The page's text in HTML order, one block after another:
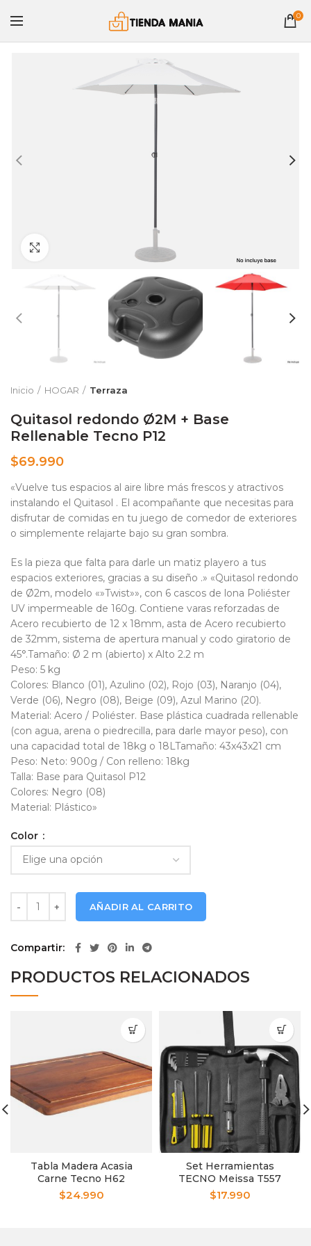
0
Inicio HOGAR Terraza
Quitasol redondo Ø2M + Base
Rellenable Tecno P12
$69.990
«Vuelve tus espacios al aire libre más frescos y atractivos
instalando el Quitasol . El acompañante que necesitas para
disfrutar de comidas en tu juego de comedor de exteriores
o simplemente relajarte bajo su gran sombra.
Es la pieza que falta para darle un matiz playero a tus
espacios exteriores, gracias a su diseño .» «Quitasol redondo
de Ø2m, modelo «»Twist»», con 6 cascos de lona Poliéster
UV impermeable de 160g. Contiene varas reforzadas de
Acero recubierto de 12 x 18mm, asta de Acero recubierto
de 32mm, sistema de apertura manual y codo giratorio de
45°.Tamaño: Ø 2 m (abierto) x Alto 2.2 m
Peso: 5 kg
Colores: Blanco (01), Azulino (02), Rojo (03), Naranjo (04),
Verde (06), Negro (08), Beige (09), Azul Marino (20).
Material: Acero / Poliéster. Base plástica cuadrada rellenable
(con agua, arena o piedrecilla, para darle mayor peso), con
una capacidad total de 18kg o 18LTamaño: 43x43x21 cm
Peso: Neto: 900g / Con relleno: 18kg
Talla: Base para Quitasol P12
Colores: Negro (08)
Material: Plástico»
Color
Quitasol redondo Ø2M + Base Rellenable Tecno P12 cantidad
AÑADIR AL CARRITO
Compartir
PRODUCTOS RELACIONADOS
Tabla Madera Acasia
Carne Tecno H62
$24.990
Set Herramientas
TECNO Meissa T557
$17.990